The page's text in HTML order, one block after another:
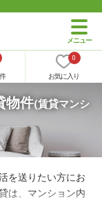
0
お気に入り
物件(賃貸マンシ
を送りたい方にお
は、マンション内